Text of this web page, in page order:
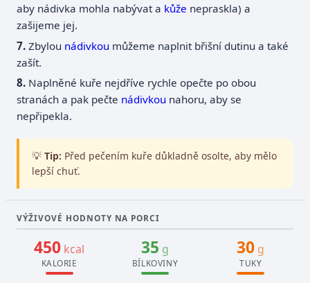
aby nádivka mohla nabývat a kůže nepraskla) a
zašijeme jej.
Zbylou nádivkou můžeme naplnit břišní dutinu a také
zašít.
Naplněné kuře nejdříve rychle opečte po obou
stranách a pak pečte nádivkou nahoru, aby se
nepřipekla.
💡 Tip: Před pečením kuře důkladně osolte, aby mělo
lepší chuť.
VÝŽIVOVÉ HODNOTY NA PORCI
450 kcal
KALORIE
35 g
BÍLKOVINY
30 g
TUKY